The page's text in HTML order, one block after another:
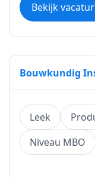
Bekijk
Bouwkundig
Leek
Niveau MBO